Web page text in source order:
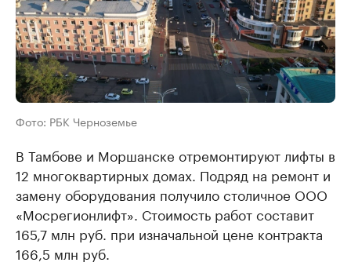
Фото: РБК Черноземье
В Тамбове и Моршанске отремонтируют лифты в
12 многоквартирных домах. Подряд на ремонт и
замену оборудования получило столичное ООО
«Мосрегионлифт». Стоимость работ составит
165,7 млн руб. при изначальной цене контракта
166,5 млн руб.